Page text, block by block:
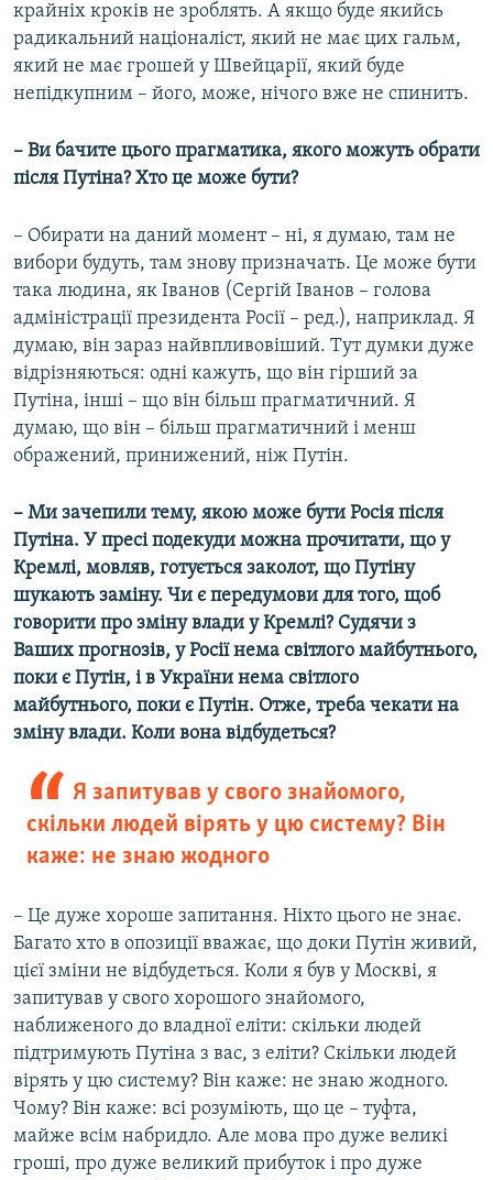
крайніх кроків не зроблять. А якщо буде якийсь
радикальний націоналіст, який не має цих гальм,
який не має грошей у Швейцарії, який буде
непідкупним – його, може, нічого вже не спинить.
– Ви бачите цього прагматика, якого можуть обрати
після Путіна? Хто це може бути?
– Обирати на даний момент – ні, я думаю, там не
вибори будуть, там знову призначать. Це може бути
така людина, як Іванов (Сергій Іванов – голова
адміністрації президента Росії – ред.), наприклад. Я
думаю, він зараз найвпливовіший. Тут думки дуже
відрізняються: одні кажуть, що він гірший за
Путіна, інші – що він більш прагматичний. Я
думаю, що він – більш прагматичний і менш
ображений, принижений, ніж Путін.
– Ми зачепили тему, якою може бути Росія після
Путіна. У пресі подекуди можна прочитати, що у
Кремлі, мовляв, готується заколот, що Путіну
шукають заміну. Чи є передумови для того, щоб
говорити про зміну влади у Кремлі? Судячи з
Ваших прогнозів, у Росії нема світлого майбутнього,
поки є Путін, і в України нема світлого
майбутнього, поки є Путін. Отже, треба чекати на
зміну влади. Коли вона відбудеться?
Я запитував у свого знайомого,
скільки людей вірять у цю систему? Він
каже: не знаю жодного
– Це дуже хороше запитання. Ніхто цього не знає.
Багато хто в опозиції вважає, що доки Путін живий,
цієї зміни не відбудеться. Коли я був у Москві, я
запитував у свого хорошого знайомого,
наближеного до владної еліти: скільки людей
підтримують Путіна з вас, з еліти? Скільки людей
вірять у цю систему? Він каже: не знаю жодного.
Чому? Він каже: всі розуміють, що це – туфта,
майже всім набридло. Але мова про дуже великі
гроші, про дуже великий прибуток і про дуже